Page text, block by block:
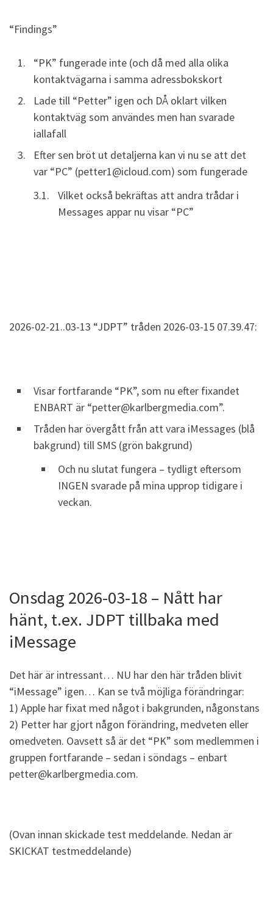
“Findings”
“PK” fungerade inte (och då med alla olika
kontaktvägarna i samma adressbokskort
Lade till “Petter” igen och DÅ oklart vilken
kontaktväg som användes men han svarade
iallafall
Efter sen bröt ut detaljerna kan vi nu se att det
var “PC” (petter1@icloud.com) som fungerade
Vilket också bekräftas att andra trådar i
Messages appar nu visar “PC”
2026-02-21..03-13 “JDPT” tråden 2026-03-15 07.39.47:
Visar fortfarande “PK”, som nu efter fixandet
ENBART är “petter@karlbergmedia.com”.
Tråden har övergått från att vara iMessages (blå
bakgrund) till SMS (grön bakgrund)
Och nu slutat fungera – tydligt eftersom
INGEN svarade på mina upprop tidigare i
veckan.
Onsdag 2026-03-18 – Nått har
hänt, t.ex. JDPT tillbaka med
iMessage
Det här är intressant… NU har den här tråden blivit
“iMessage” igen… Kan se två möjliga förändringar:
1) Apple har fixat med något i bakgrunden, någonstans
2) Petter har gjort någon förändring, medveten eller
omedveten. Oavsett så är det “PK” som medlemmen i
gruppen fortfarande – sedan i söndags – enbart
petter@karlbergmedia.com.
(Ovan innan skickade test meddelande. Nedan är
SKICKAT testmeddelande)